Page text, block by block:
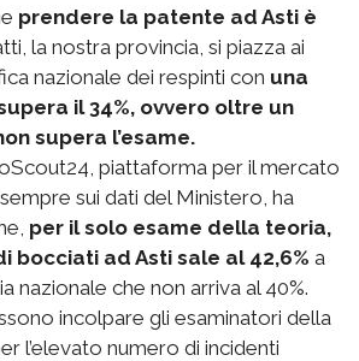
prendere la patente ad Asti è
la nostra provincia, si piazza ai
nazionale dei respinti con una
il 34%, ovvero oltre un
supera l’esame.
piattaforma per il mercato
sui dati del Ministero, ha
per il solo esame della teoria,
bocciati ad Asti sale al 42,6% a
nazionale che non arriva al 40%.
incolpare gli esaminatori della
l’elevato numero di incidenti